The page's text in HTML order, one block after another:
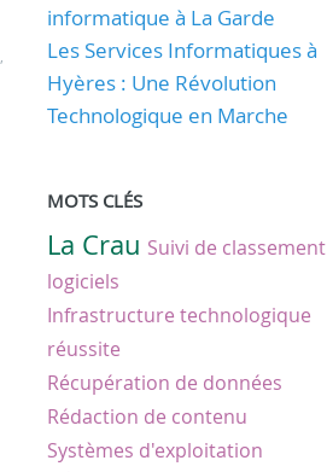
,
informatique à La Garde
Les Services Informatiques à
Hyères : Une Révolution
Technologique en Marche
MOTS CLÉS
La Crau Suivi de classement
logiciels
Infrastructure technologique
réussite
Récupération de données
Rédaction de contenu
Systèmes d'exploitation